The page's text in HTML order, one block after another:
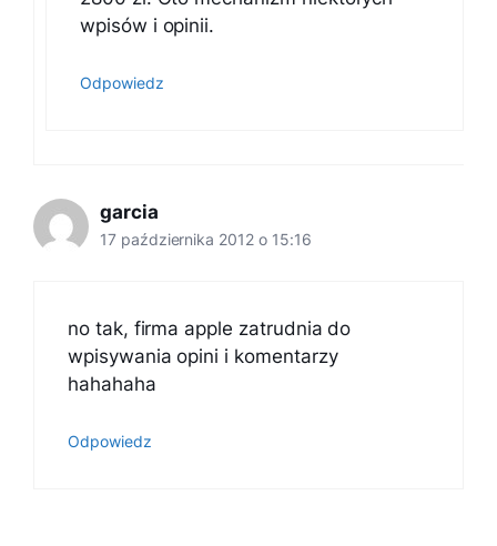
wpisów i opinii.
Odpowiedz
garcia
17 października 2012 o 15:16
no tak, firma apple zatrudnia do
wpisywania opini i komentarzy
hahahaha
Odpowiedz